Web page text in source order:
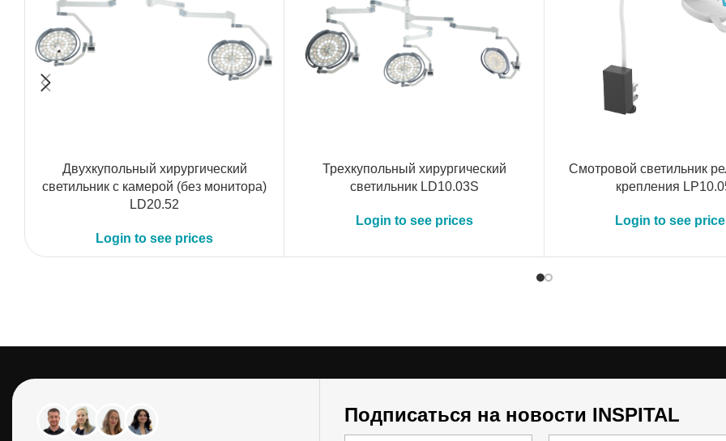
Двухкупольный хирургический
светильник с камерой (без монитора)
LD20.52
Login to see prices
Трехкупольный хирургический
светильник LD10.03S
Login to see prices
Cмотровой светильник
крепления
Login to see
Подписаться на новости INSPITAL